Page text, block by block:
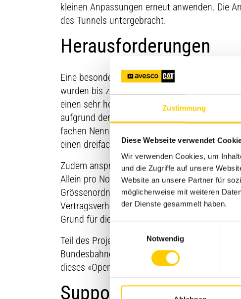
Zustimmung
Diese Webseite verwendet
Wir verwenden Cookies, um
und die Zugriffe auf unsere
Website an unsere Partner für
möglicherweise mit weiteren
der Dienste gesammelt haben.
Notwendig
kleinen Anpassungen erneut anwenden. Die
des Tunnels untergebracht.
Herausforderungen
Eine besondere Herausforderung bei diesem
wurden bis zu rund 6 km lange Leitungen
einen sehr hohen kapazitiven
aufgrund der Leitungslänge muss die
fachen Nennleistung. Zum Vergleich:
einen dreifachen Kurzschlussstrom.
Zudem anspruchsvoll waren die sehr
Allein pro No-Break Anlage mussten rund
Grössenordnung und Bedeutung
Vertragsverhandlungen voraus, wobei das
Grund für die Zuteilung auch beim Ceneri-
Teil des Projekts war auch die Schulung in
Bundesbahnen (SBB) im Rahmen mehrerer
dieses «Operator Training».
Support und Wartung